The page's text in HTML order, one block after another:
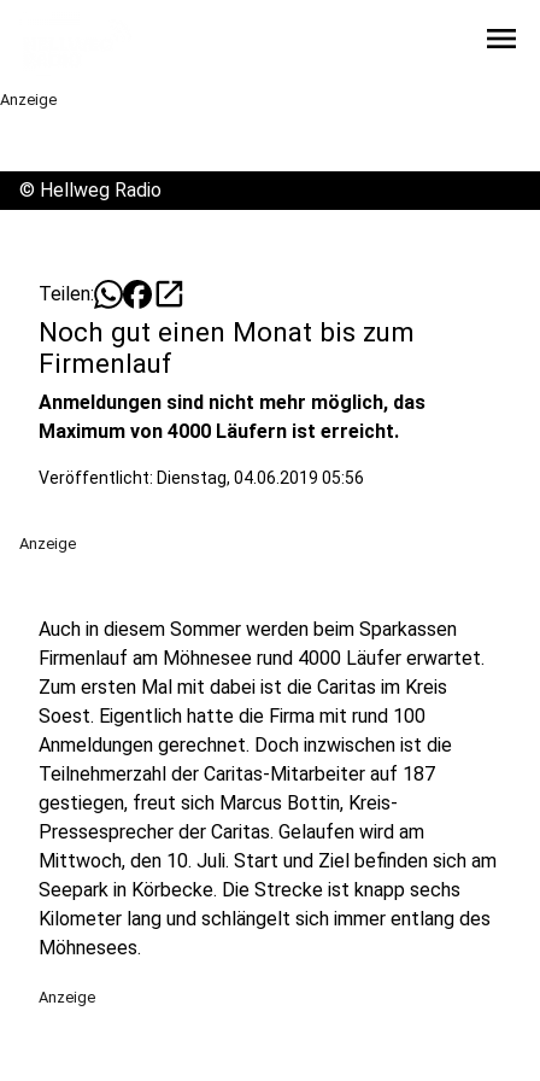
menu
Anzeige
© Hellweg Radio
Teilen: open_in_new
Noch gut einen Monat bis zum
Firmenlauf
Anmeldungen sind nicht mehr möglich, das
Maximum von 4000 Läufern ist erreicht.
Veröffentlicht: Dienstag, 04.06.2019 05:56
Anzeige
Auch in diesem Sommer werden beim Sparkassen
Firmenlauf am Möhnesee rund 4000 Läufer erwartet.
Zum ersten Mal mit dabei ist die Caritas im Kreis
Soest. Eigentlich hatte die Firma mit rund 100
Anmeldungen gerechnet. Doch inzwischen ist die
Teilnehmerzahl der Caritas-Mitarbeiter auf 187
gestiegen, freut sich Marcus Bottin, Kreis-
Pressesprecher der Caritas. Gelaufen wird am
Mittwoch, den 10. Juli. Start und Ziel befinden sich am
Seepark in Körbecke. Die Strecke ist knapp sechs
Kilometer lang und schlängelt sich immer entlang des
Möhnesees.
Anzeige